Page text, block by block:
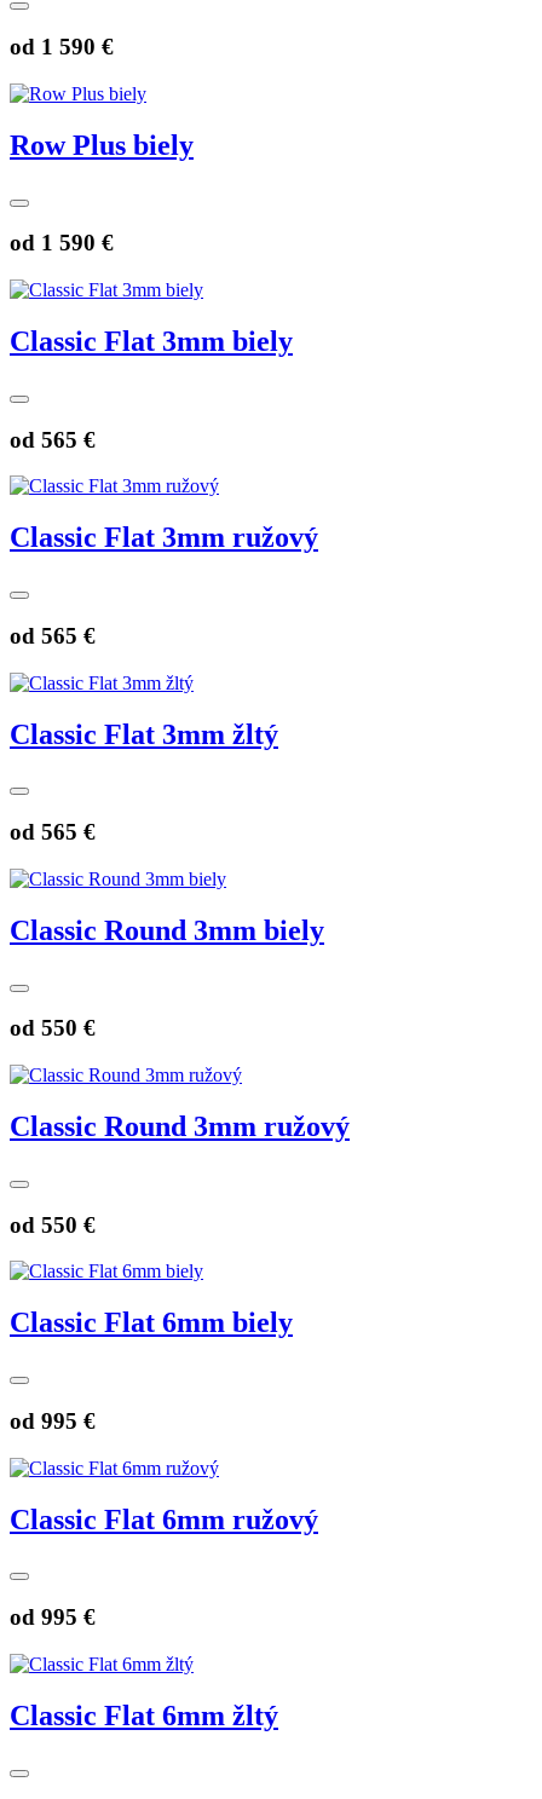
od 1 590 €
Row Plus biely
od 1 590 €
Classic Flat 3mm biely
od 565 €
Classic Flat 3mm ružový
od 565 €
Classic Flat 3mm žltý
od 565 €
Classic Round 3mm biely
od 550 €
Classic Round 3mm ružový
od 550 €
Classic Flat 6mm biely
od 995 €
Classic Flat 6mm ružový
od 995 €
Classic Flat 6mm žltý